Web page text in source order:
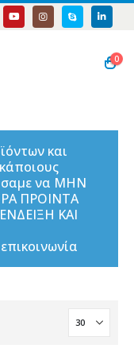
0
και
να ΜΗΝ
ΠΡΟΙΝΤΑ
ΚΑΙ